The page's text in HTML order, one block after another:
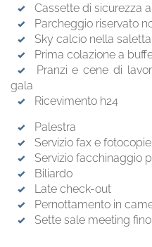
Cassette di sicurezza
Parcheggio riservato
Sky calcio nella
Prima colazione a
Pranzi e cene di
gala
Ricevimento h24
Palestra
Servizio fax e
Servizio facchinaggio
Biliardo
Late check-out
Pernottamento in
Sette sale meeting